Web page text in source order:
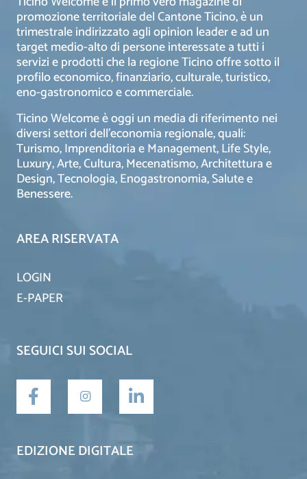
promozione territoriale del Cantone Ticino, è un
trimestrale indirizzato agli opinion leader e ad un
target medio-alto di persone interessate a tutti i
servizi e prodotti che la regione Ticino offre sotto il
profilo economico, finanziario, culturale, turistico,
eno-gastronomico e commerciale.
Ticino Welcome è oggi un media di riferimento nei
diversi settori dell’economia regionale, quali:
Turismo, Imprenditoria e Management, Life Style,
Luxury, Arte, Cultura, Mecenatismo, Architettura e
Design, Tecnologia, Enogastronomia, Salute e
Benessere.
AREA RISERVATA
LOGIN
E-PAPER
SEGUICI SUI SOCIAL
EDIZIONE DIGITALE